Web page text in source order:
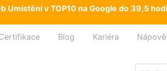
Umístění v TOP10 na Google do 39,5
Blog Kariéra